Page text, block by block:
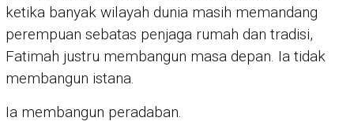
ketika banyak wilayah dunia masih memandang
perempuan sebatas penjaga rumah dan tradisi,
Fatimah justru membangun masa depan. Ia tidak
membangun istana.
Ia membangun peradaban.